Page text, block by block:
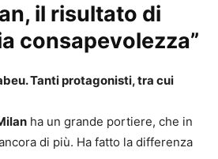
il risultato di
consapevolezza”
Tanti protagonisti, tra cui
ha un grande portiere, che in
di più. Ha fatto la differenza